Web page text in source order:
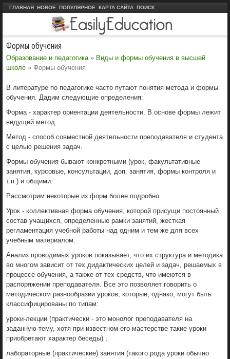
ГЛАВНАЯ НОВОЕ ПОПУЛЯРНОЕ КАРТА САЙТА ПОИСК
Формы обучения
Образование и педагогика » Виды и формы обучения в высшей
школе » Формы обучения
В литературе по педагогике часто путают понятия метода и формы
обучения. Дадим следующие определения:
Форма - характер ориентации деятельности. В основе формы лежит
ведущий метод.
Метод - способ совместной деятельности преподавателя и студента
с целью решения задач.
Формы обучения бывают конкретными (урок, факультативные
занятия, курсовые, консультации, доп. занятия, формы контроля и
т.п.) и общими.
Рассмотрим некоторые из форм более подробно.
Урок - коллективная форма обучения, которой присущи постоянный
состав учащихся, определенные рамки занятий, жесткая
регламентация учебной работы над одним и тем же для всех
учебным материалом.
Анализ проводимых уроков показывает, что их структура и методика
во многом зависит от тех дидактических целей и задач, решаемых в
процессе обучения, а также от тех средств, что имеются в
распоряжении преподавателя. Все это позволяет говорить о
методическом разнообразии уроков, которые, однако, могут быть
классифицированы по типам:
уроки-лекции (практически - это монолог преподавателя на
заданную тему, хотя при известном его мастерстве такие уроки
приобретают характер беседы) ;
лабораторные (практические) занятия (такого рода уроки обычно